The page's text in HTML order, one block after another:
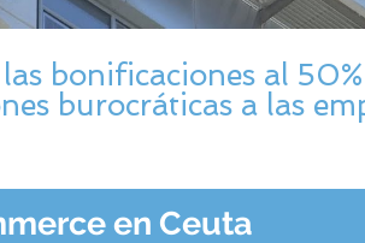
bonificaciones al
burocráticas a las
en Ceuta